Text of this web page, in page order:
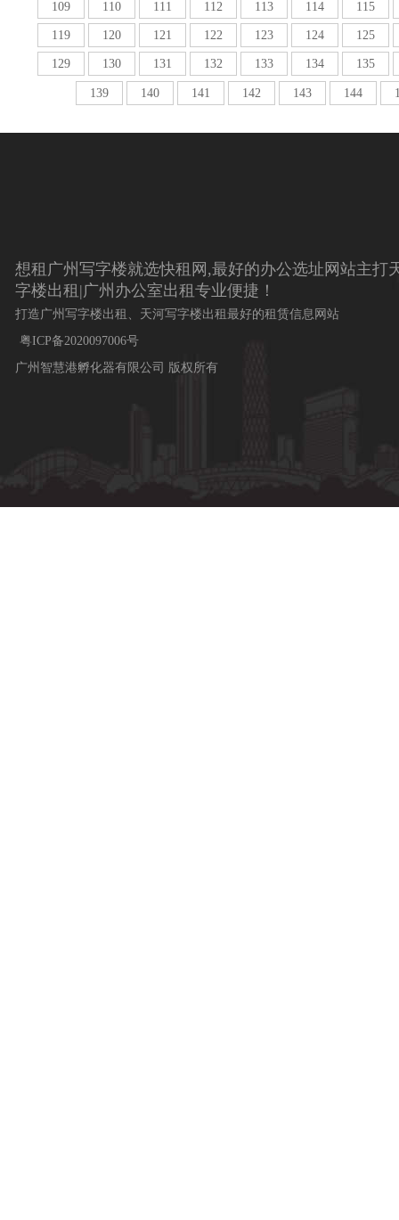
109 110 111 112 113 114 115
119 120 121 122 123 124 125
129 130 131 132 133 134 135
139 140 141 142 143 144
想租广州写字楼就选快租网,最好的办公选址网站主打
字楼出租|广州办公室出租专业便捷！
打造广州写字楼出租、天河写字楼出租最好的租赁信息网站
粤ICP备2020097006号
广州智慧港孵化器有限公司 版权所有